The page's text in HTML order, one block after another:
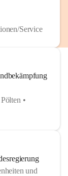
Service
•
und